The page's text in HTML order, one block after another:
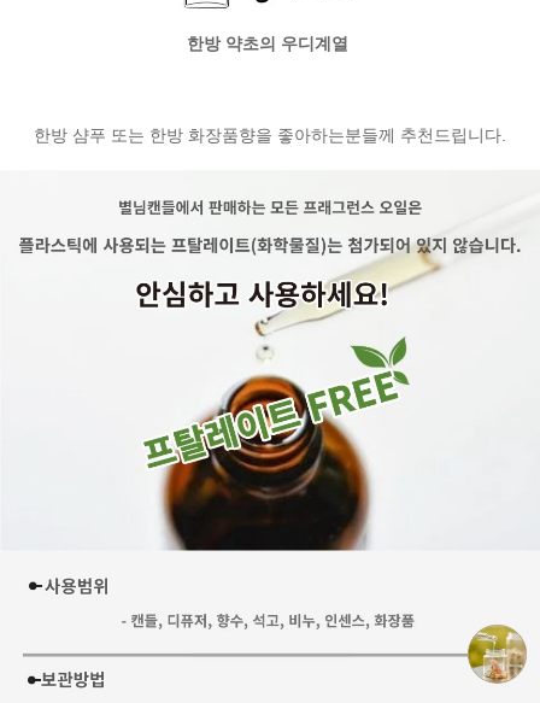
한방 약초의 우디계열
한방 샴푸 또는 한방 화장품향을 좋아하는분들께 추천드립니다.